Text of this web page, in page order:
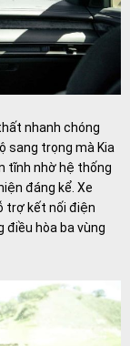
nhanh chóng
sang trọng mà Kia
tĩnh nhờ hệ thống
đáng kể. Xe
trợ kết nối điện
điều hòa ba vùng